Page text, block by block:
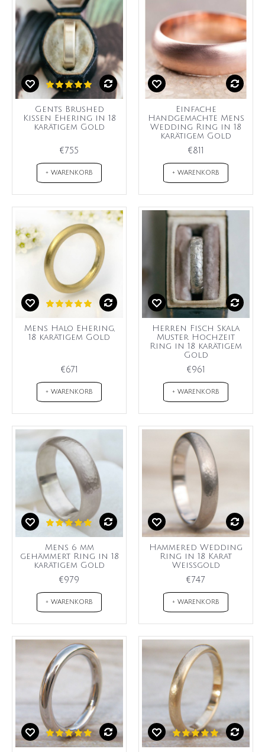
Gents Brushed
Kissen Ehering in 18
karätigem Gold
€755
+ WARENKORB
Einfache
Handgemachte Mens
Wedding Ring in 18
karätigem Gold
€811
+ WARENKORB
Mens Halo Ehering,
18 karätigem Gold
€671
+ WARENKORB
Herren Fisch Skala
Muster Hochzeit
Ring in 18 karätigem
Gold
€961
+ WARENKORB
Mens 6 mm
gehämmert Ring in 18
karätigem Gold
€979
+ WARENKORB
Hammered Wedding
Ring in 18 Karat
Weißgold
€747
+ WARENKORB